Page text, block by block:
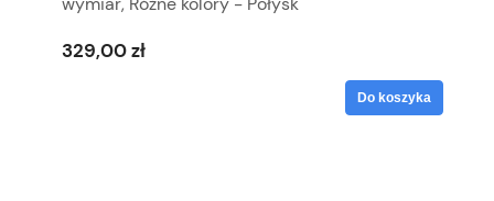
329,00 zł
Do koszyka